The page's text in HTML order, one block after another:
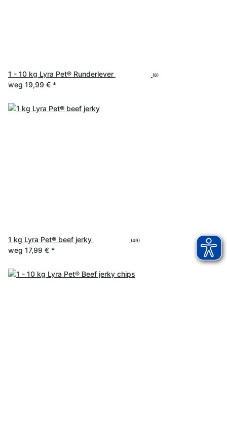
1 - 10 kg Lyra Pet® Runderlever (8)
weg 19,99 € *
1 kg Lyra Pet® beef jerky (49)
weg 17,99 € *